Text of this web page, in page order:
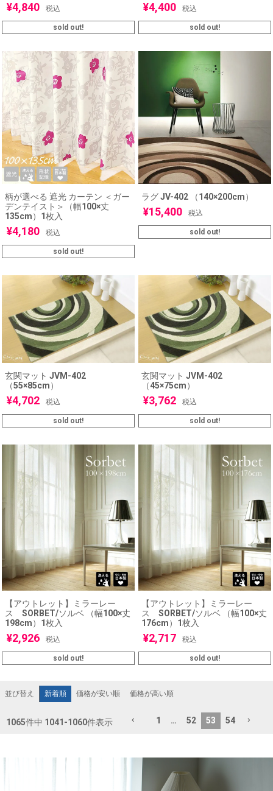
¥4,840 税込
sold out!
¥4,400 税込
sold out!
柄が選べる 遮光 カーテン ＜ガー
デンテイスト＞（幅100×丈
135cm）1枚入
¥4,180 税込
sold out!
ラグ JV-402 （140×200cm）
¥15,400 税込
sold out!
玄関マット JVM-402
（55×85cm）
¥4,702 税込
sold out!
玄関マット JVM-402
（45×75cm）
¥3,762 税込
sold out!
【アウトレット】ミラーレー
ス SORBET/ソルベ （幅100×丈
198cm）1枚入
¥2,926 税込
sold out!
【アウトレット】ミラーレー
ス SORBET/ソルベ （幅100×丈
176cm）1枚入
¥2,717 税込
sold out!
並び替え 新着順 価格が安い順 価格が高い順
1065件中 1041 -1060件表示 1 … 52 53 54